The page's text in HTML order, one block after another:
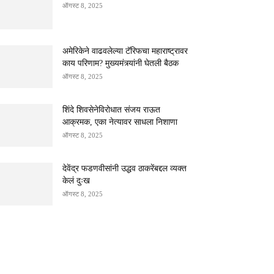
ऑगस्ट 8, 2025
अमेरिकेने वाढवलेल्या टॅरिफचा महाराष्ट्रावर
काय परिणाम? मुख्यमंत्र्यांनी घेतली बैठक
ऑगस्ट 8, 2025
शिंदे शिवसेनेविरोधात संजय राऊत
आक्रमक, एका नेत्यावर साधला निशाणा
ऑगस्ट 8, 2025
देवेंद्र फडणवीसांनी उद्धव ठाकरेंबद्दल व्यक्त
केलं दुःख
ऑगस्ट 8, 2025